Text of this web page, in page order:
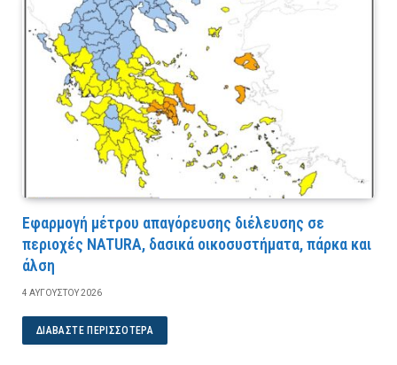
Εφαρμογή μέτρου απαγόρευσης διέλευσης σε
περιοχές NATURA, δασικά οικοσυστήματα, πάρκα και
άλση
4 ΑΥΓΟΎΣΤΟΥ 2026
ΔΙΑΒΆΣΤΕ ΠΕΡΙΣΣΌΤΕΡΑ